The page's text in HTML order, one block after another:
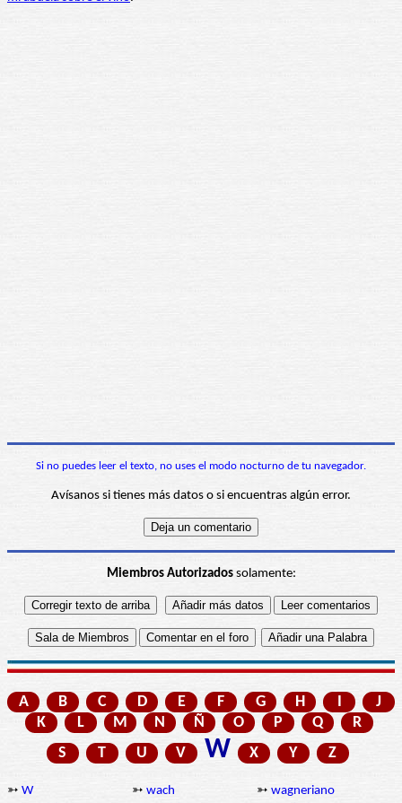
Si no puedes leer el texto, no uses el modo nocturno de tu navegador.
Avísanos si tienes más datos o si encuentras algún error.
Miembros Autorizadossolamente:
A B C D E F G H I
J
K
L M N Ñ O P Q
R
S
T U V W X Y Z
➳ W ➳ wach ➳ wagneriano